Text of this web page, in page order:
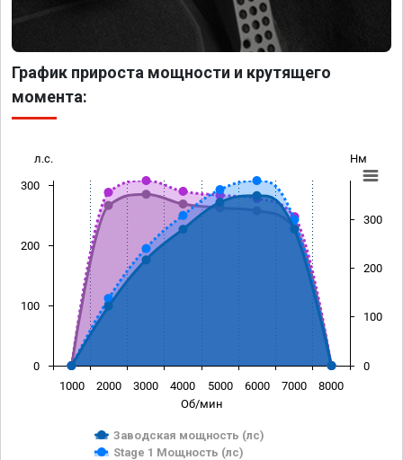
График прироста мощности и крутящего
момента:
Об/мин
л.с. Нм
Заводская мощность (лс)
Stage 1 Мощность (лс)
1000 2000 3000 4000 5000 6000 7000 8000
0
100
200
300
0
100
200
300